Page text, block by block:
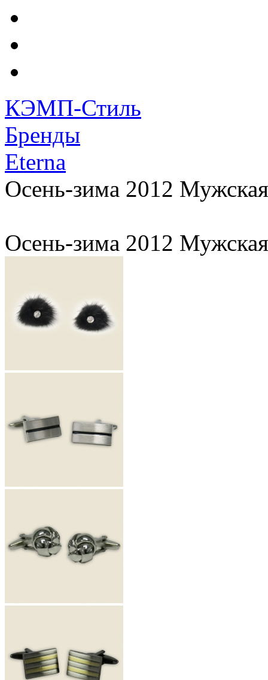
КЭМП-Стиль
Бренды
Eterna
Осень-зима 2012
Осень-зима 2012